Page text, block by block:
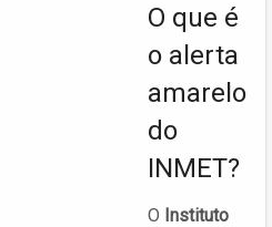
O que é
o alerta
amarelo
do
INMET?
O Instituto